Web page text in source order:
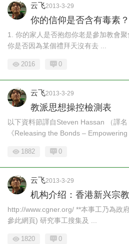
云飞2013-3-29
你的信仰是否含有毒素？
1. 你的家人是否抱怨你老是參加教會
你是否因為某個禮拜天沒有去 ...
2016 0
云飞2013-3-29
教派思想操控檢測表
以下資料節譯自Steven Hassan （譯名
《Releasing the Bonds – Empowering
1882 0
云飞2013-3-29
机构介绍：香港新兴宗
http://www.cgner.org/ **本事工乃為政
參此網頁) 研究事工搜集及 ...
1820 0